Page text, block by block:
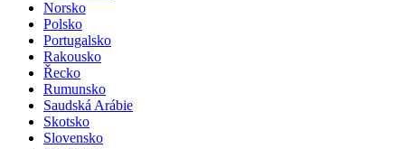
Norsko
Polsko
Portugalsko
Rakousko
Řecko
Rumunsko
Saudská Arábie
Skotsko
Slovensko